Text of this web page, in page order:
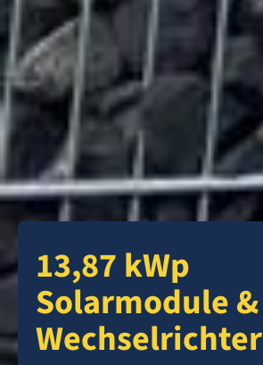
13,87 kWp
Solarmodule &
Wechselrichter